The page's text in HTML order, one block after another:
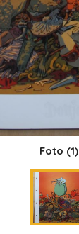
Foto (1)